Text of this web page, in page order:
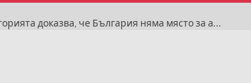
Румен Радев: Историята доказва, че България няма място за антисемитизъм